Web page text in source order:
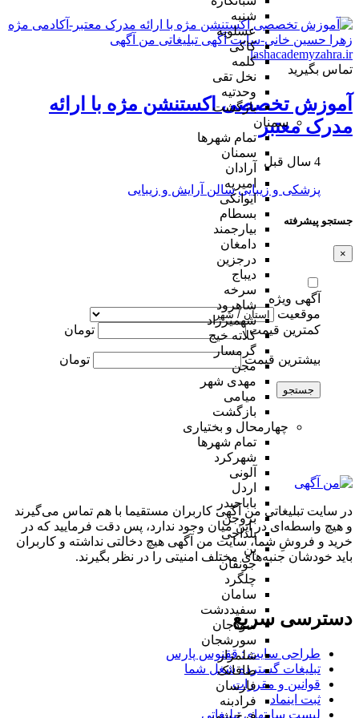
شنبه
عسلویه
کاکی
کلمه
نخل تقی
وحدتیه
بازگشت
سمنان
تمام شهر‌ها
سمنان
آرادان
امیریه
ایوانکی
بسطام
بیارجمند
دامغان
درجزین
دیباج
سرخه
شاهرود
شهمیرزاد
کلاته خیج
گرمسار
مجن
مهدی شهر
میامی
بازگشت
چهارمحال و بختیاری
تمام شهر‌ها
شهرکرد
آلونی
اردل
باباحیدر
بروجن
بلداجی
بن
جونقان
چلگرد
سامان
سفیددشت
سودجان
سورشجان
شلمزار
طاقانک
فارسان
فرادبنه
تماس بگیرید
آموزش تخصصی اکستنشن مژه با ارائه
مدرک معتبر
4 سال قبل
پزشکی و زیبایی سالن آرایش و زیبایی
جستجو پیشرفته
×
آگهی ویژه
موقعیت
کمترین قیمت
تومان
بیشترین قیمت تومان
جستجو
در سایت تبلیغاتی من آگهی کاربران مستقیما با هم تماس می‌گیرند
و هیچ واسطه‌ای در این میان وجود ندارد، پس دقت فرمایید که در
خرید و فروشِ شما، سایت من آگهی هیچ دخالتی نداشته و کاربران
باید خودشان جنبه‌های مختلف امنیتی را در نظر بگیرند.
دسترسی سریع
طراحی سایت :‌ ققنوس پارس
تبلیغات گسترده شغل شما
قوانین و مقررات
ثبت اینماد
لیست سایتهای تبلیغاتی